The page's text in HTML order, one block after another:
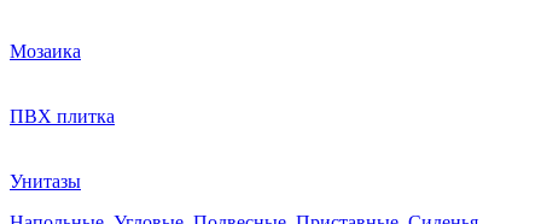
Мозаика
ПВХ плитка
Унитазы